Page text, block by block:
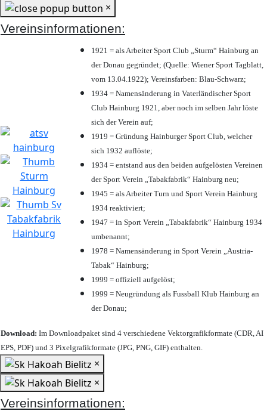
×
Vereinsinformationen:
1921 = als Arbeiter Sport Club „Sturm“ Hainburg an
der Donau gegründet; (Quelle: Wiener Sport Tagblatt,
vom 13.04.1922); Vereinsfarben: Blau-Schwarz;
1934 = Namensänderung in Vaterländischer Sport
Club Hainburg 1921, aber noch im selben Jahr löste
sich der Verein auf;
1919 = Gründung Hainburger Sport Club, welcher
sich 1932 auflöste;
1934 = entstand aus den beiden aufgelösten Vereinen
der Sport Verein „Tabakfabrik“ Hainburg neu;
1945 = als Arbeiter Turn und Sport Verein Hainburg
1934 reaktiviert;
1947 = in Sport Verein „Tabakfabrik“ Hainburg 1934
umbenannt;
1978 = Namensänderung in Sport Verein „Austria-
Tabak“ Hainburg;
1999 = offiziell aufgelöst;
1999 = Neugründung als Fussball Klub Hainburg an
der Donau;
Download: Im Downloadpaket sind 4 verschiedene Vektorgrafikformate (CDR, AI
EPS, PDF) und 3 Pixelgrafikformate (JPG, PNG, GIF) enthalten.
×
×
Vereinsinformationen: